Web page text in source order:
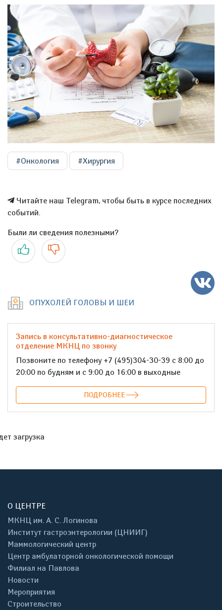
#Онкология #Хирургия
Читайте наш Telegram, чтобы быть в курсе последних
событий.
Были ли сведения полезными?
Да
ОПУХОЛЕЙ ГОЛОВЫ И ШЕИ
Запись в консультативно-диагностическое
отделение МКНЦ по звонку
Позвоните по телефону +7 (495)304-30-39 с 8:00 до
20:00 по будням и с 9:00 до 16:00 в выходные
ПОДРОБНЕЕ
загрузка
О ЦЕНТРЕ
МКНЦ им. А. С. Логинова
Институт гастроэнтерологии (ЦНИИГ)
Маммологический центр
Центр амбулаторной онкологической помощи
Филиал на Павлова
Новости
Мероприятия
Строительство